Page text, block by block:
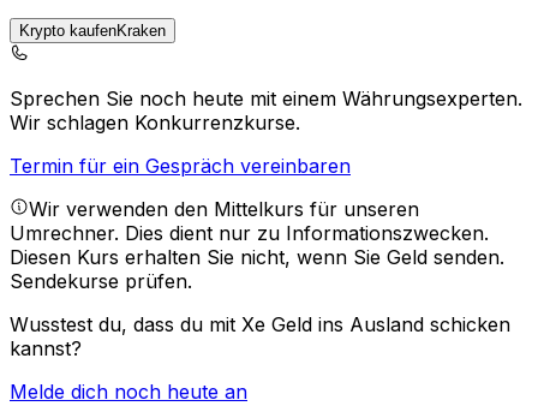
Krypto kaufenKraken
Sprechen Sie noch heute mit einem Währungsexperten.
Wir schlagen Konkurrenzkurse.
Termin für ein Gespräch vereinbaren
Wir verwenden den Mittelkurs für unseren
Umrechner. Dies dient nur zu Informationszwecken.
Diesen Kurs erhalten Sie nicht, wenn Sie Geld senden.
Sendekurse prüfen.
Wusstest du, dass du mit Xe Geld ins Ausland schicken
kannst?
Melde dich noch heute an